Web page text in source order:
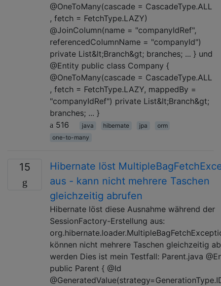
@OneToMany(cascade = CascadeType.ALL
, fetch = FetchType.LAZY)
@JoinColumn(name = "companyIdRef",
referencedColumnName = "companyId")
private List&lt;Branch&gt; branches; ... } und
@Entity public class Company {
@OneToMany(cascade = CascadeType.ALL
, fetch = FetchType.LAZY, mappedBy =
"companyIdRef") private List&lt;Branch&gt;
branches; ... }
516
java hibernate jpa
orm
one-to-many
15
Hibernate löst
aus - kann nicht mehrere Taschen
gleichzeitig abrufen
Hibernate löst diese Ausnahme während der
SessionFactory-Erstellung aus:
können nicht mehrere Taschen gleichzeitig
werden Dies ist mein Testfall: Parent.java
public Parent { @Id